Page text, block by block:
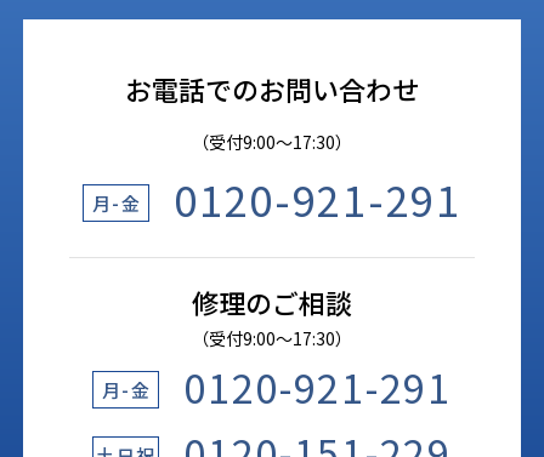
お電話でのお問い合わせ
（受付9:00〜17:30）
月-金 0120-921-291
修理のご相談
（受付9:00〜17:30）
月-金 0120-921-291